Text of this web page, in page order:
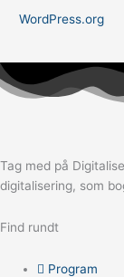
WordPress.org
Tag med på
digitalisering, som
Find rundt
Program